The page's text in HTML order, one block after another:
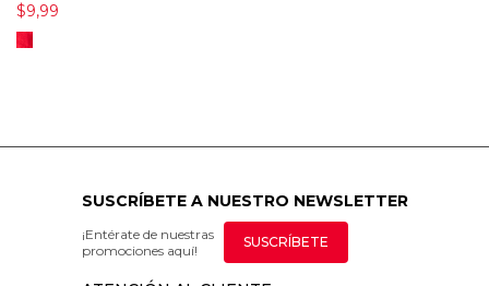
$9,99
SUSCRÍBETE A NUESTRO NEWSLETTER
¡Entérate de nuestras
promociones aquí!
SUSCRÍBETE